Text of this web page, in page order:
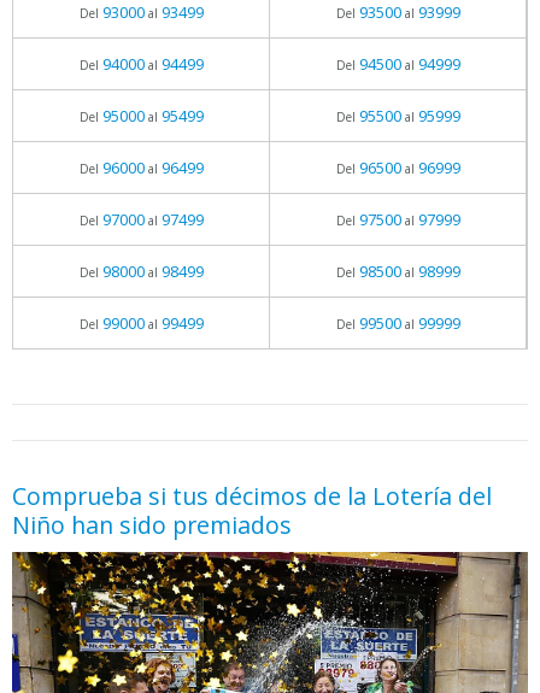
Del 93000al 93499 Del 93500al 93999
Del 94000al 94499 Del 94500al 94999
Del 95000al 95499 Del 95500al 95999
Del 96000al 96499 Del 96500al 96999
Del 97000al 97499 Del 97500al 97999
Del 98000al 98499 Del 98500al 98999
Del 99000al 99499 Del 99500al 99999
Comprueba si tus décimos de la Lotería del
Niño han sido premiados